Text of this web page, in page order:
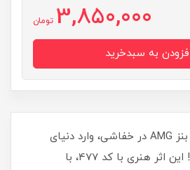
3,850,000 تومان
با ماکت فلزی ماشین بنز AMG در خفاشی، وارد دنیای
لوکس و سرعت شوید! این اثر هنری با کد 477، با